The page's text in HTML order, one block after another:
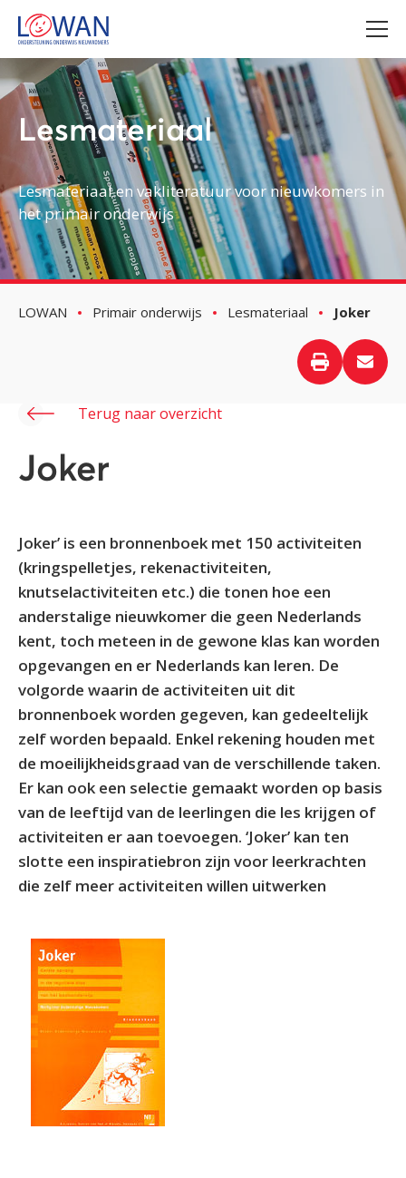
Lesmateriaal
Lesmateriaal en vakliteratuur voor nieuwkomers in
het primair onderwijs
LOWAN Primair onderwijs Lesmateriaal Joker
Terug naar overzicht
Joker
Joker’ is een bronnenboek met 150 activiteiten
(kringspelletjes, rekenactiviteiten,
knutselactiviteiten etc.) die tonen hoe een
anderstalige nieuwkomer die geen Nederlands
kent, toch meteen in de gewone klas kan worden
opgevangen en er Nederlands kan leren. De
volgorde waarin de activiteiten uit dit
bronnenboek worden gegeven, kan gedeeltelijk
zelf worden bepaald. Enkel rekening houden met
de moeilijkheidsgraad van de verschillende taken.
Er kan ook een selectie gemaakt worden op basis
van de leeftijd van de leerlingen die les krijgen of
activiteiten er aan toevoegen. ‘Joker’ kan ten
slotte een inspiratiebron zijn voor leerkrachten
die zelf meer activiteiten willen uitwerken